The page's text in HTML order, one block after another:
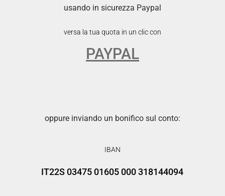
usando in sicurezza Paypal
versa la tua quota in un clic con
PAYPAL
oppure inviando un bonifico sul conto:
IBAN
IT22S 03475 01605 000 318144094